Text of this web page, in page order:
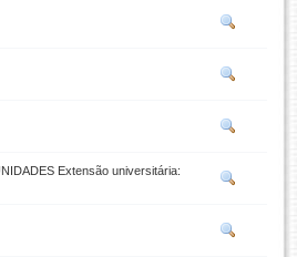
Extensão universitária: